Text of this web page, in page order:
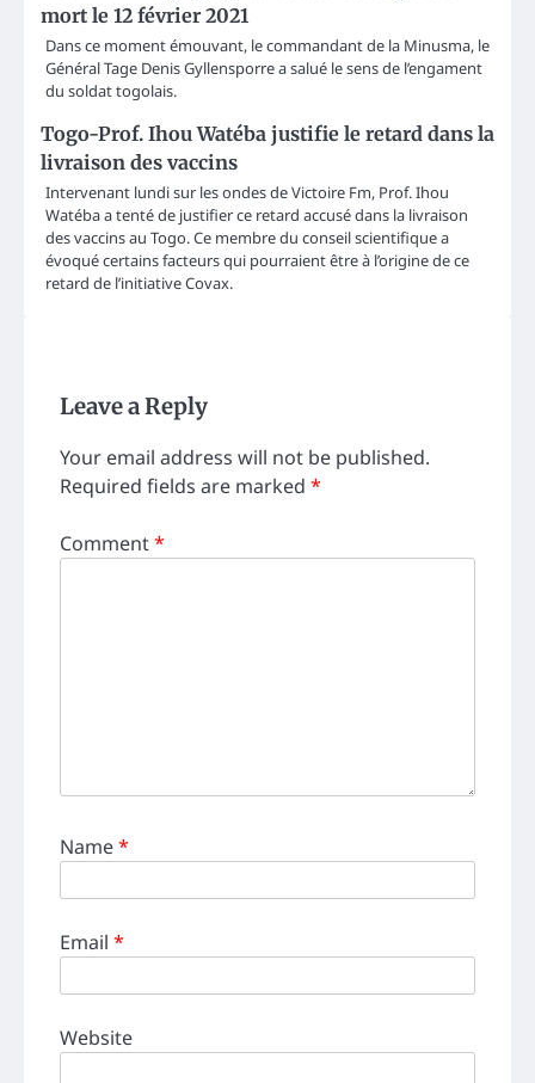
mort le 12 février 2021
Dans ce moment émouvant, le commandant de la Minusma, le
Général Tage Denis Gyllensporre a salué le sens de l’engament
du soldat togolais.
Togo-Prof. Ihou Watéba justifie le retard dans la
livraison des vaccins
Intervenant lundi sur les ondes de Victoire Fm, Prof. Ihou
Watéba a tenté de justifier ce retard accusé dans la livraison
des vaccins au Togo. Ce membre du conseil scientifique a
évoqué certains facteurs qui pourraient être à l’origine de ce
retard de l’initiative Covax.
Leave a Reply
Your email address will not be published.
Required fields are marked *
Comment*
Name*
Email *
Website